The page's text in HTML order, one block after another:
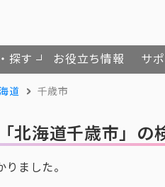
探す お役立ち情報 サ
道 千歳市
「北海道千歳市」の
りました。